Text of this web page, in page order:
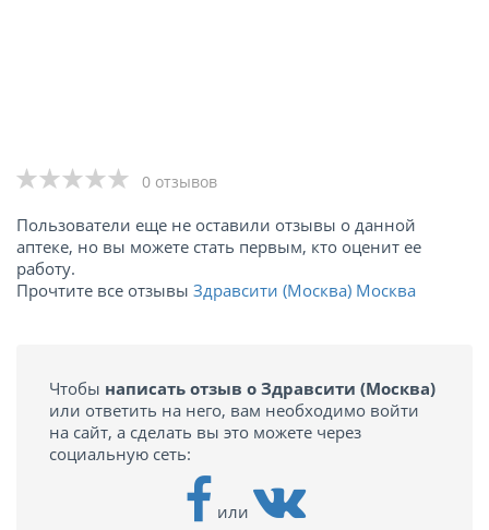
0 отзывов
Пользователи еще не оставили отзывы о данной
аптеке, но вы можете стать первым, кто оценит ее
работу.
Прочтите все отзывы Здравсити (Москва) Москва
Чтобы написать отзыв о Здравсити (Москва)
или ответить на него, вам необходимо войти
на сайт, а сделать вы это можете через
социальную сеть:
или